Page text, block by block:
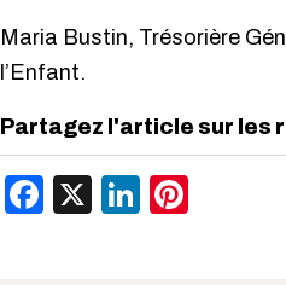
Maria Bustin, Trésorière
l’Enfant.
Partagez l'article sur les
Facebook
X LinkedIn